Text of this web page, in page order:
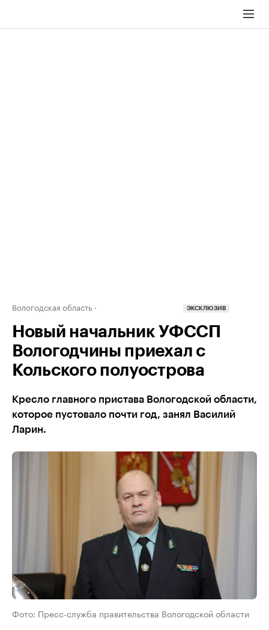
Вологодская область ЭКСКЛЮЗИВ
Новый начальник УФССП
Вологодчины приехал с
Кольского полуострова
Кресло главного пристава Вологодской области,
которое пустовало почти год, занял Василий
Ларин.
Фото: Пресс-служба правительства Вологодской области